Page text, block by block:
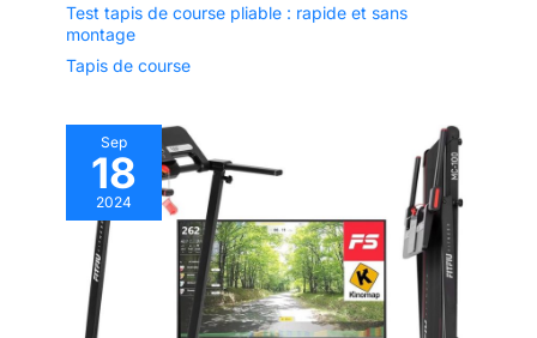
Test tapis de course pliable : rapide et sans
montage
Tapis de course
Sep
18
2024